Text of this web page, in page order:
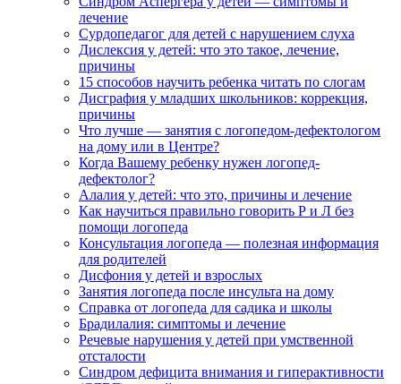
лечение
Сурдопедагог для детей с нарушением слуха
Дислексия у детей: что это такое, лечение,
причины
15 способов научить ребенка читать по слогам
Дисграфия у младших школьников: коррекция,
причины
Что лучше — занятия с логопедом-дефектологом
на дому или в Центре?
Когда Вашему ребенку нужен логопед-
дефектолог?
Алалия у детей: что это, причины и лечение
Как научиться правильно говорить Р и Л без
помощи логопеда
Консультация логопеда — полезная информация
для родителей
Дисфония у детей и взрослых
Занятия логопеда после инсульта на дому
Справка от логопеда для садика и школы
Брадилалия: симптомы и лечение
Речевые нарушения у детей при умственной
отсталости
Синдром дефицита внимания и гиперактивности